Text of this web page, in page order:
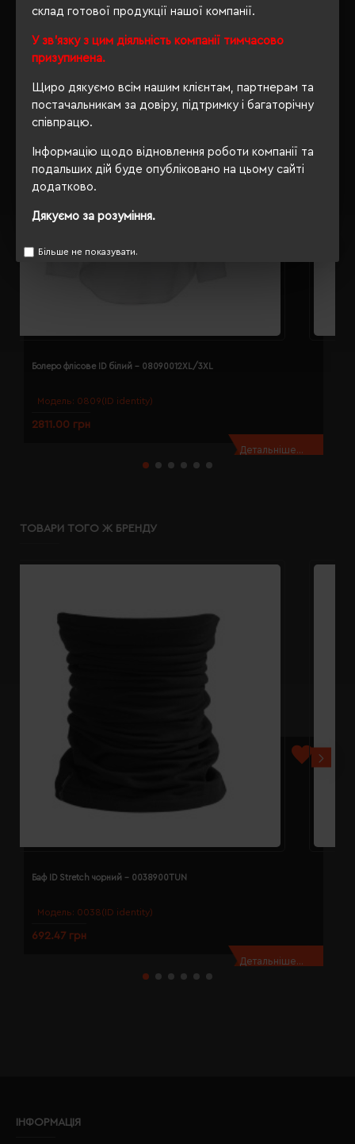
склад готової продукції нашої компанії.
У зв'язку з цим діяльність компанії тимчасово
призупинена.
Щиро дякуємо всім нашим клієнтам, партнерам та
постачальникам за довіру, підтримку і багаторічну
співпрацю.
Інформацію щодо відновлення роботи компанії та
подальших дій буде опубліковано на цьому сайті
додатково.
Дякуємо за розуміння.
Більше не показувати.
РЕКОМЕНДУЄМО
Модель: 0809(ID identity)
Болеро флісове ID білий - 08090012XL/3XL
2811.00 грн
Детальніше...
ТОВАРИ ТОГО Ж БРЕНДУ
Модель: 0038(ID identity)
Баф ID Stretch чорний - 0038900TUN
692.47 грн
Детальніше...
ІНФОРМАЦІЯ